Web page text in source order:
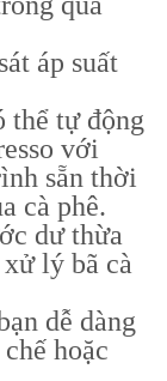
áp suất
thể tự động
với
sẵn thời
cà phê.
dư thừa
lý bã cà
dễ dàng
hoặc